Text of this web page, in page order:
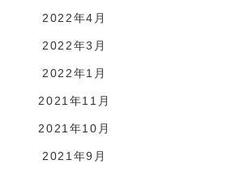
2022年4月
2022年3月
2022年1月
2021年11月
2021年10月
2021年9月